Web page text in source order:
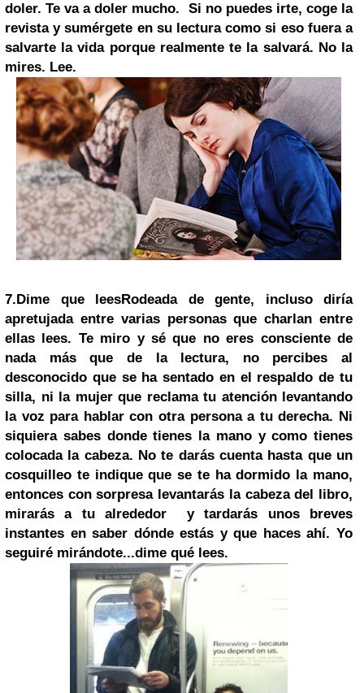
doler. Te va a doler mucho. Si no puedes irte, coge la
revista y sumérgete en su lectura como si eso fuera a
salvarte la vida porque realmente te la salvará. No la
mires. Lee.
7.Dime que leesRodeada de gente, incluso diría
apretujada entre varias personas que charlan entre
ellas lees. Te miro y sé que no eres consciente de
nada más que de la lectura, no percibes al
desconocido que se ha sentado en el respaldo de tu
silla, ni la mujer que reclama tu atención levantando
la voz para hablar con otra persona a tu derecha. Ni
siquiera sabes donde tienes la mano y como tienes
colocada la cabeza. No te darás cuenta hasta que un
cosquilleo te indique que se te ha dormido la mano,
entonces con sorpresa levantarás la cabeza del libro,
mirarás a tu alrededor y tardarás unos breves
instantes en saber dónde estás y que haces ahí. Yo
seguiré mirándote...dime qué lees.